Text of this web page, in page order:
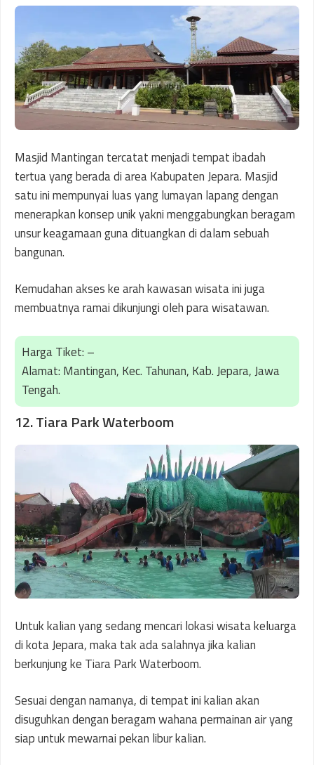
Masjid Mantingan tercatat menjadi tempat ibadah
tertua yang berada di area Kabupaten Jepara. Masjid
satu ini mempunyai luas yang lumayan lapang dengan
menerapkan konsep unik yakni menggabungkan beragam
unsur keagamaan guna dituangkan di dalam sebuah
bangunan.
Kemudahan akses ke arah kawasan wisata ini juga
membuatnya ramai dikunjungi oleh para wisatawan.
Harga Tiket: –
Alamat: Mantingan, Kec. Tahunan, Kab. Jepara, Jawa
Tengah.
12. Tiara Park Waterboom
Untuk kalian yang sedang mencari lokasi wisata keluarga
di kota Jepara, maka tak ada salahnya jika kalian
berkunjung ke Tiara Park Waterboom.
Sesuai dengan namanya, di tempat ini kalian akan
disuguhkan dengan beragam wahana permainan air yang
siap untuk mewarnai pekan libur kalian.